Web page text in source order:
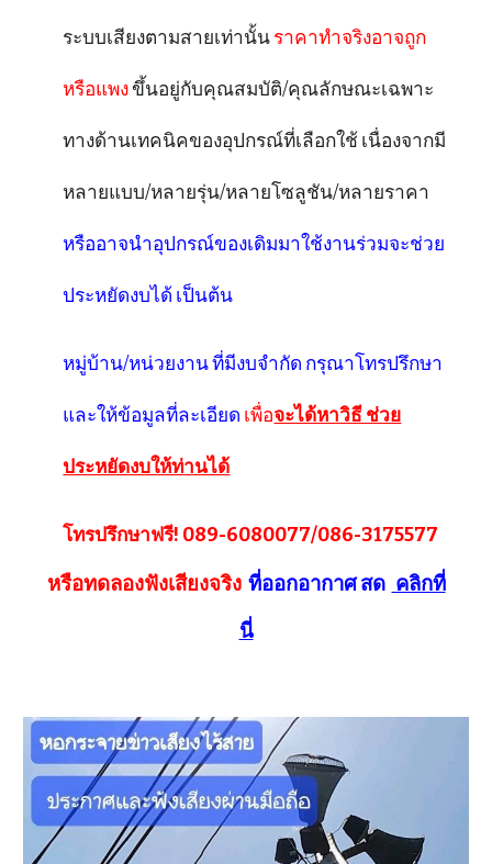
ระบบเสียงตามสายเท่านั้นราคาทำจริงอาจถูก
หรือแพงขึ้นอยู่กับคุณสมบัติ/คุณลักษณะเฉพาะ
ทางด้านเทคนิคของอุปกรณ์ที่เลือกใช้ เนื่องจากมี
หลายแบบ/หลายรุ่น/หลายโซลูชัน/หลายราคา
หรืออาจนำอุปกรณ์ของเดิมมาใช้งานร่วมจะช่วย
ประหยัดงบได้ เป็นต้น
หมู่บ้าน/หน่วยงาน ที่มีงบจำกัด กรุณาโทรปรึกษา
และให้ข้อมูลที่ละเอียด เพื่อจะได้หาวิธี ช่วย
ประหยัดงบให้ท่านได้
โทรปรึกษาฟรี! 089-6080077/086-3175577
หรือทดลองฟังเสียงจริงที่ออกอากาศ สด คลิกที่
นี่